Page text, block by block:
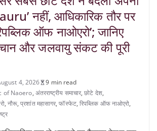
नहीं, आधिकारिक तौर पर
ऑफ नाओएरो’; जानिए
और जलवायु संकट की पूरी
4, 2026
9 min read
of Naoero, अंतरराष्‍ट्रीय समाचार,छोटे देश,
, नौरू,प्रशांत महासागर,फॉस्फेट,रिपब्लिक ऑफ नाओएरो,